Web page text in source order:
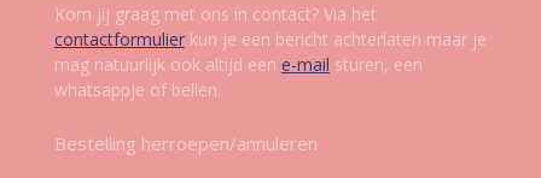
Kom jij graag met ons in contact? Via het
contactformulierkun je een bericht achterlaten maar je
mag natuurlijk ook altijd een e-mail sturen, een
whatsappje of bellen.
Bestelling herroepen/annuleren